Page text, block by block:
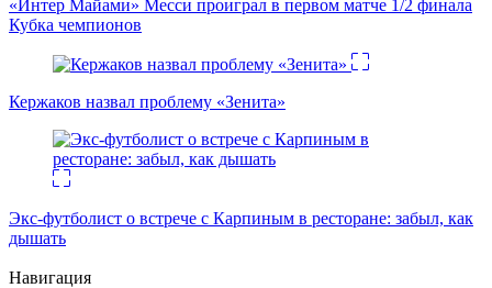
«Интер Майами» Месси проиграл в первом матче 1/2 финала
Кубка чемпионов
Кержаков назвал проблему «Зенита»
Экс-футболист о встрече с Карпиным в ресторане: забыл, как
дышать
Навигация